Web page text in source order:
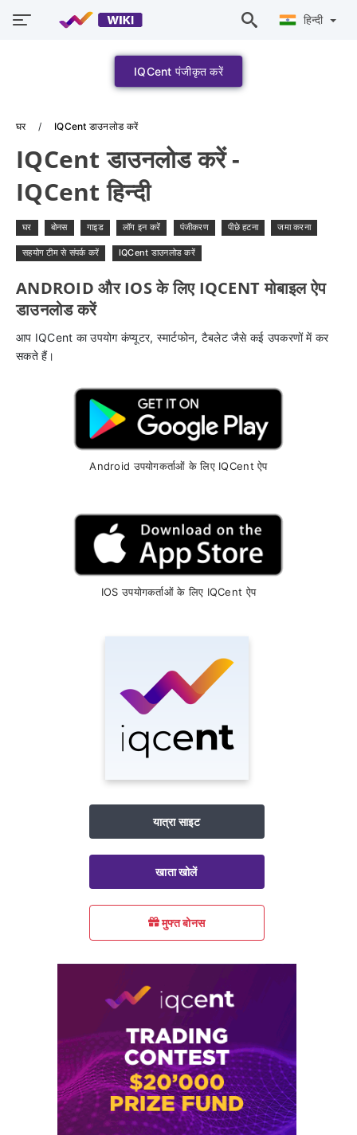
हिन्दी
IQCent पंजीकृत करें
घर IQCent डाउनलोड करें
IQCent डाउनलोड करें -
IQCent हिन्दी
घर बोनस गाइड लॉग इन करें पंजीकरण पीछे हटना जमा करना
सहयोग टीम से संपर्क करें IQCent डाउनलोड करें
ANDROID और IOS के लिए IQCENT मोबाइल ऐप
डाउनलोड करें
आप IQCent का उपयोग कंप्यूटर, स्मार्टफोन, टैबलेट जैसे कई उपकरणों में कर
सकते हैं।
Android उपयोगकर्ताओं के लिए IQCent ऐप
IOS उपयोगकर्ताओं के लिए IQCent ऐप
यात्रा साइट
खाता खोलें
मुफ्त बोनस